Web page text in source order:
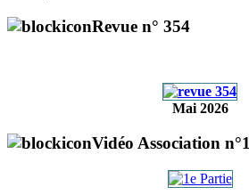
Revue n° 354
Mai 2026
Vidéo Association n°1